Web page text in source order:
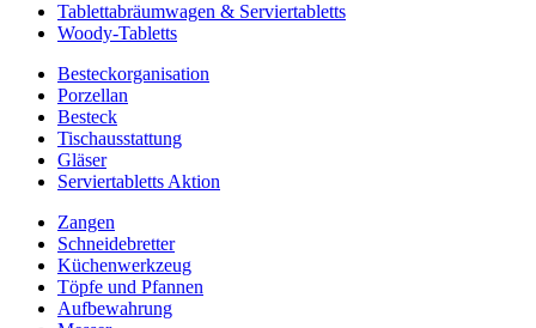
Tablettabräumwagen & Serviertabletts
Woody-Tabletts
Besteckorganisation
Porzellan
Besteck
Tischausstattung
Gläser
Serviertabletts Aktion
Zangen
Schneidebretter
Küchenwerkzeug
Töpfe und Pfannen
Aufbewahrung